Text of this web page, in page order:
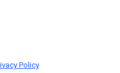
Policy